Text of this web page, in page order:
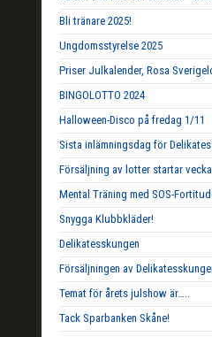
Bli tränare 2025!
Ungdomsstyrelse 2025
Priser Julkalender, Rosa
BINGOLOTTO 2024
Halloween-Disco på fredag 1/11
Sista inlämningsdag för
Försäljning av lotter startar
Mental Träning med SOS-
Snygga Klubbkläder!
Delikatesskungen
Försäljningen av
Temat för årets julshow är…..
Tack Sparbanken Skåne!